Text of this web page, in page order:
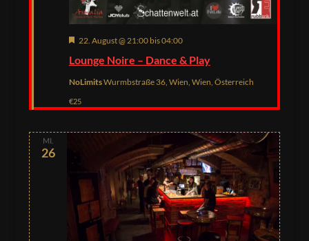
Lounge Noire – Dance & Play
Hervorgehoben
22. August @ 21:00bis04:00
NoLimitsWurmbstraße 36, Wien, Wien, Österreich
€25
MI.
26